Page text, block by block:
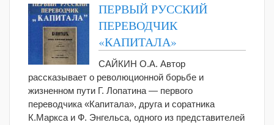
ПЕРВЫЙ РУССКИЙ
ПЕРЕВОДЧИК
«КАПИТАЛА»
САЙКИН О.А. Автор
рассказывает о революционной борьбе и
жизненном пути Г. Лопатина — первого
переводчика «Капитала», друга и соратника
К.Маркса и Ф. Энгельса, одного из представителей